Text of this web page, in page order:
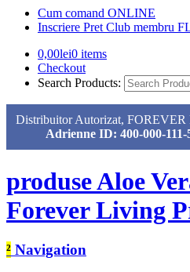
Cum comand ONLINE
Inscriere Pret Club membru
0,00lei0 items
Checkout
Search Products:
Distribuitor Autorizat,
Adrienne ID: 400-000-111-
produse Aloe
Forever Living
² Navigation